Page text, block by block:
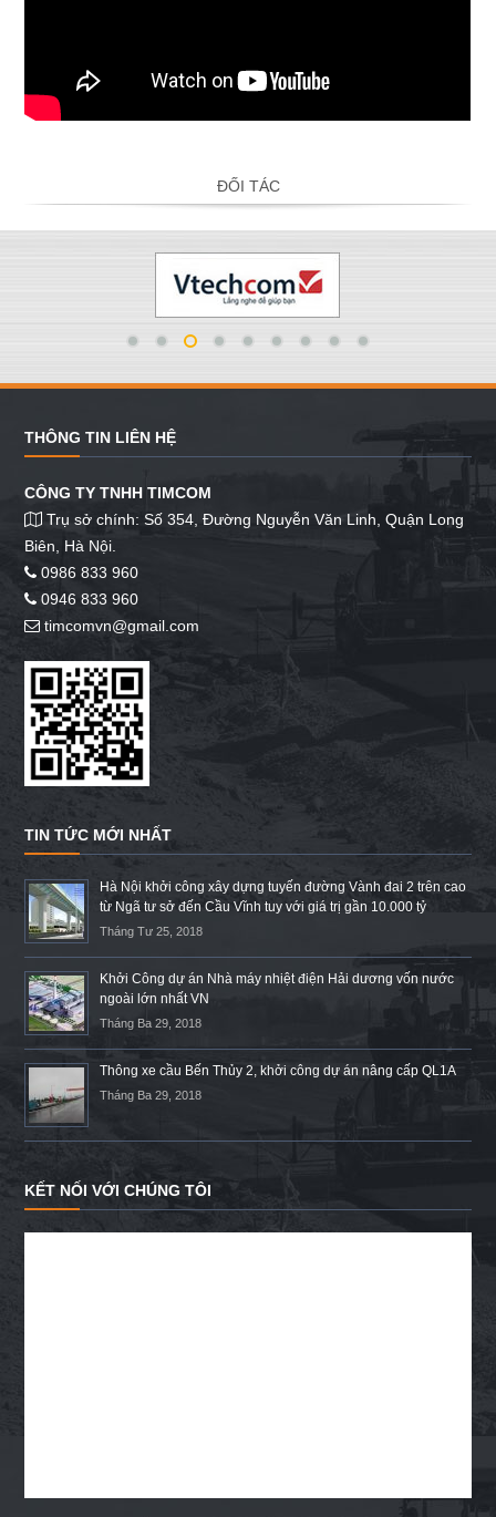
ĐỐI TÁC
THÔNG TIN LIÊN HỆ
CÔNG TY TNHH TIMCOM
Trụ sở chính: Số 354, Đường Nguyễn Văn Linh, Quận Long
Biên, Hà Nội.
0986 833 960
0946 833 960
timcomvn@gmail.com
TIN TỨC MỚI NHẤT
Hà Nội khởi công xây dựng tuyến đường Vành đai 2 trên cao
từ Ngã tư sở đến Cầu Vĩnh tuy với giá trị gần 10.000 tỷ
Tháng Tư 25, 2018
Khởi Công dự án Nhà máy nhiệt điện Hải dương vốn nước
ngoài lớn nhất VN
Tháng Ba 29, 2018
Thông xe cầu Bến Thủy 2, khởi công dự án nâng cấp QL1A
Tháng Ba 29, 2018
KẾT NỐI VỚI CHÚNG TÔI